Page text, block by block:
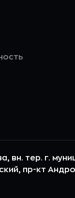
вн. тер. г.
пр-кт